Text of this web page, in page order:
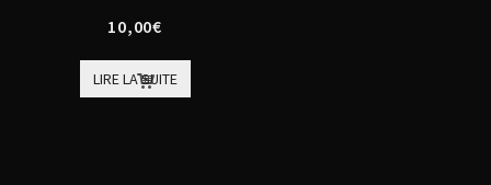
10,00€
LIRE LA SUITE